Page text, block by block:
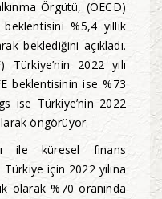
Örgütü, (OECD)
%5,4 yıllık
beklediğini açıkladı.
2022 yılı
beklentisinin ise %73
ise Türkiye’nin 2022
öngörüyor.
ile küresel finans
için 2022 yılına
olarak %70 oranında